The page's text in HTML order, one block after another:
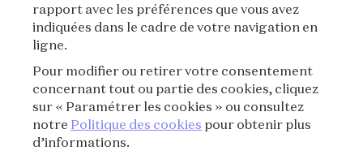
CONDITIONS D'UTILISATION
POLITIQUE DE CONFIDENTIALITÉ
CRÉDITS
rapport avec les préférences que vous avez
indiquées dans le cadre de votre navigation en
ligne.
Pour modifier ou retirer votre consentement
concernant tout ou partie des cookies, cliquez
sur « Paramétrer les cookies » ou consultez
notre Politique des cookies pour obtenir plus
d’informations.